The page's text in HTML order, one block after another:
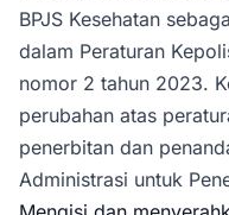
BPJS Kesehatan
dalam Peraturan
nomor 2 tahun 2023.
perubahan atas
penerbitan dan
Administrasi untuk